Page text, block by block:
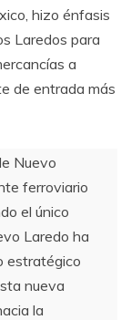
hizo énfasis
Laredos para
a
de entrada más
Nuevo
ferroviario
el único
Laredo ha
estratégico
nueva
la